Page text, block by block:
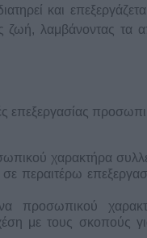
και
ζωή, λαμβάνοντας τα
επεξεργασίας
χαρακτήρα
περαιτέρω
προσωπικού
με τους σκοπούς